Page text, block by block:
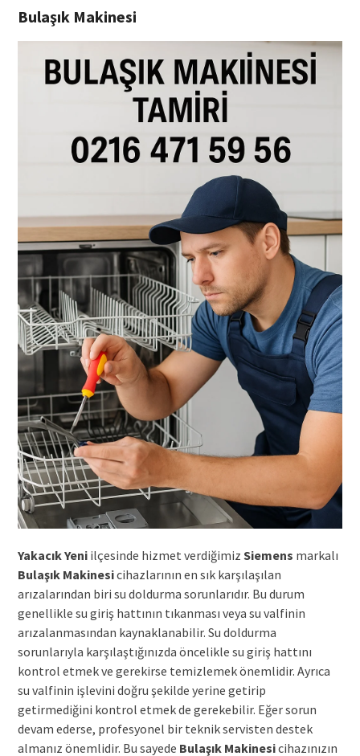
Bulaşık Makinesi
Yakacık Yeniilçesinde hizmet verdiğimiz Siemens markalı
Bulaşık Makinesicihazlarının en sık karşılaşılan
arızalarından biri su doldurma sorunlarıdır. Bu durum
genellikle su giriş hattının tıkanması veya su valfinin
arızalanmasından kaynaklanabilir. Su doldurma
sorunlarıyla karşılaştığınızda öncelikle su giriş hattını
kontrol etmek ve gerekirse temizlemek önemlidir. Ayrıca
su valfinin işlevini doğru şekilde yerine getirip
getirmediğini kontrol etmek de gerekebilir. Eğer sorun
devam ederse, profesyonel bir teknik servisten destek
almanız önemlidir. Bu sayede Bulaşık Makinesicihazınızın